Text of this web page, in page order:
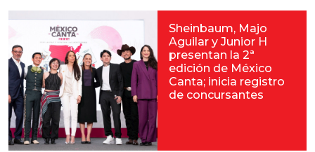
Sheinbaum, Majo
Aguilar y Junior H
presentan la 2ª
edición de México
Canta; inicia registro
de concursantes